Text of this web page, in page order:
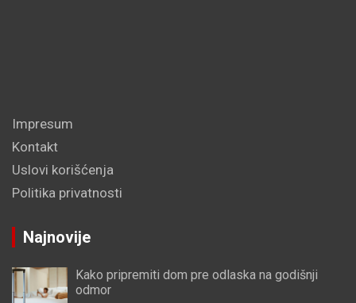
Impresum
Kontakt
Uslovi korišćenja
Politika privatnosti
Najnovije
Kako pripremiti dom pre odlaska na godišnji
odmor